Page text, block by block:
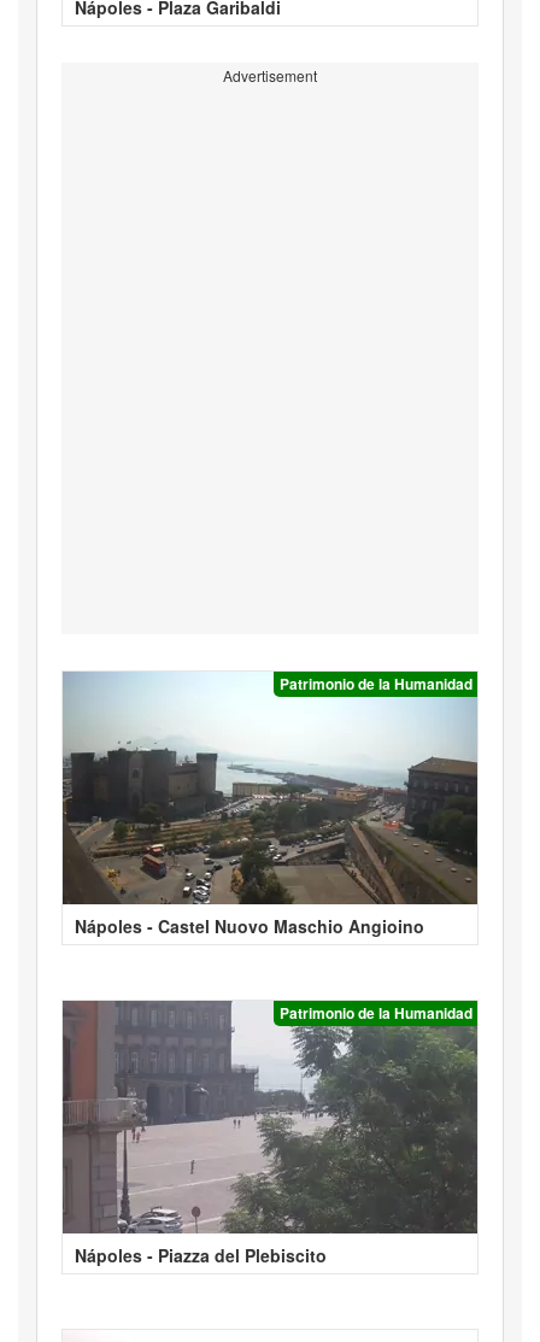
Nápoles - Plaza Garibaldi
Advertisement
Patrimonio de la Humanidad
Nápoles - Castel Nuovo Maschio Angioino
Patrimonio de la Humanidad
Nápoles - Piazza del Plebiscito